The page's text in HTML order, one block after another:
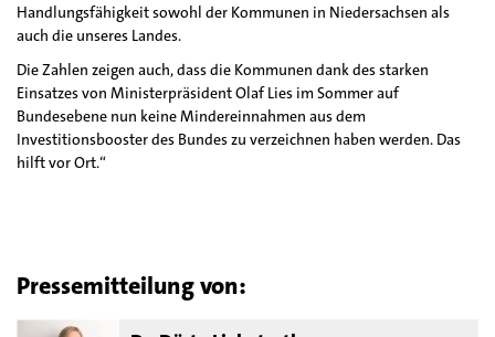
Handlungsfähigkeit sowohl der Kommunen in Niedersachsen als
auch die unseres Landes.
Die Zahlen zeigen auch, dass die Kommunen dank des starken
Einsatzes von Ministerpräsident Olaf Lies im Sommer auf
Bundesebene nun keine Mindereinnahmen aus dem
Investitionsbooster des Bundes zu verzeichnen haben werden. Das
hilft vor Ort.“
Pressemitteilung von: